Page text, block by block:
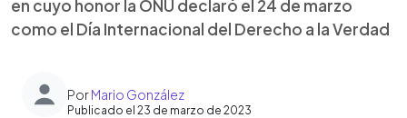
en cuyo honor la ONU declaró el 24 de marzo
como el Día Internacional del Derecho a la Verdad
PorMario González
Publicado el 23 de marzo de 2023